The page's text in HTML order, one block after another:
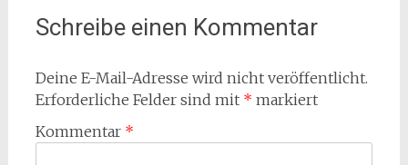
Schreibe einen Kommentar
Deine E-Mail-Adresse wird nicht veröffentlicht.
Erforderliche Felder sind mit * markiert
Kommentar *